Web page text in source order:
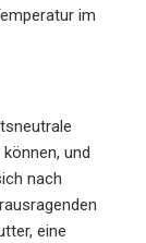
im
und
nach
eine